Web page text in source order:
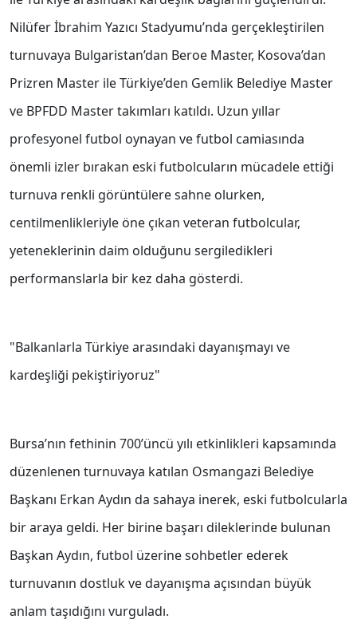
Nilüfer İbrahim Yazıcı Stadyumu’nda gerçekleştirilen
turnuvaya Bulgaristan’dan Beroe Master, Kosova’dan
Prizren Master ile Türkiye’den Gemlik Belediye Master
ve BPFDD Master takımları katıldı. Uzun yıllar
profesyonel futbol oynayan ve futbol camiasında
önemli izler bırakan eski futbolcuların mücadele ettiği
turnuva renkli görüntülere sahne olurken,
centilmenlikleriyle öne çıkan veteran futbolcular,
yeteneklerinin daim olduğunu sergiledikleri
performanslarla bir kez daha gösterdi.
"Balkanlarla Türkiye arasındaki dayanışmayı ve
kardeşliği pekiştiriyoruz"
Bursa’nın fethinin 700’üncü yılı etkinlikleri kapsamında
düzenlenen turnuvaya katılan Osmangazi Belediye
Başkanı Erkan Aydın da sahaya inerek, eski futbolcularla
bir araya geldi. Her birine başarı dileklerinde bulunan
Başkan Aydın, futbol üzerine sohbetler ederek
turnuvanın dostluk ve dayanışma açısından büyük
anlam taşıdığını vurguladı.